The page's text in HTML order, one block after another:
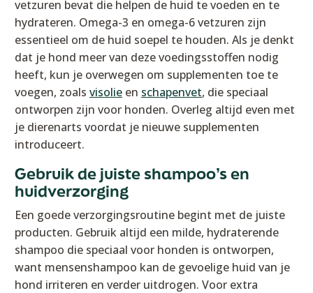
vetzuren bevat die helpen de huid te voeden en te
hydrateren. Omega-3 en omega-6 vetzuren zijn
essentieel om de huid soepel te houden. Als je denkt
dat je hond meer van deze voedingsstoffen nodig
heeft, kun je overwegen om supplementen toe te
voegen, zoals visolie en schapenvet, die speciaal
ontworpen zijn voor honden. Overleg altijd even met
je dierenarts voordat je nieuwe supplementen
introduceert.
Gebruik de juiste shampoo’s en
huidverzorging
Een goede verzorgingsroutine begint met de juiste
producten. Gebruik altijd een milde, hydraterende
shampoo die speciaal voor honden is ontworpen,
want mensenshampoo kan de gevoelige huid van je
hond irriteren en verder uitdrogen. Voor extra